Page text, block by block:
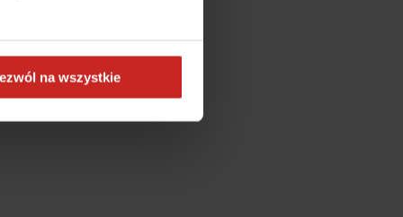
na wszystkie
information).